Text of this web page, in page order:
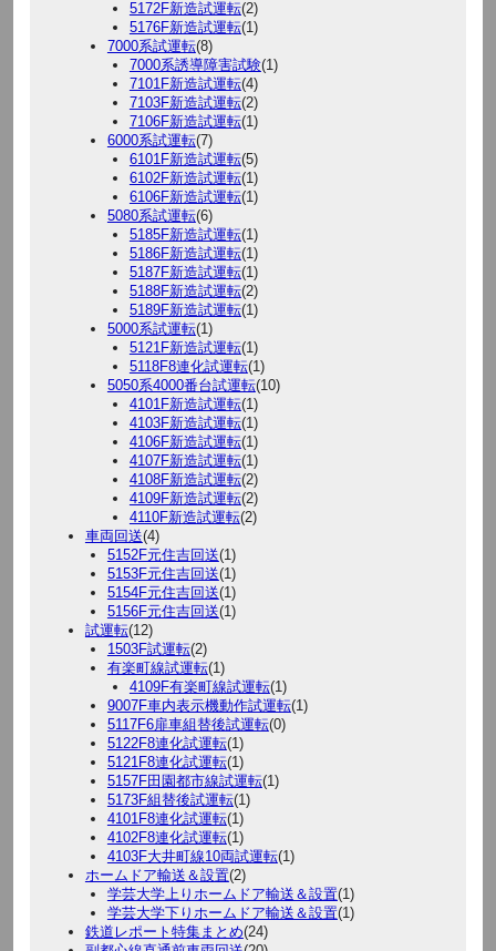
5172F新造試運転(2)
5176F新造試運転(1)
7000系試運転(8)
7000系誘導障害試験(1)
7101F新造試運転(4)
7103F新造試運転(2)
7106F新造試運転(1)
6000系試運転(7)
6101F新造試運転(5)
6102F新造試運転(1)
6106F新造試運転(1)
5080系試運転(6)
5185F新造試運転(1)
5186F新造試運転(1)
5187F新造試運転(1)
5188F新造試運転(2)
5189F新造試運転(1)
5000系試運転(1)
5121F新造試運転(1)
5118F8連化試運転(1)
5050系4000番台試運転(10)
4101F新造試運転(1)
4103F新造試運転(1)
4106F新造試運転(1)
4107F新造試運転(1)
4108F新造試運転(2)
4109F新造試運転(2)
4110F新造試運転(2)
車両回送(4)
5152F元住吉回送(1)
5153F元住吉回送(1)
5154F元住吉回送(1)
5156F元住吉回送(1)
試運転(12)
1503F試運転(2)
有楽町線試運転(1)
4109F有楽町線試運転(1)
9007F車内表示機動作試運転(1)
5117F6扉車組替後試運転(0)
5122F8連化試運転(1)
5121F8連化試運転(1)
5157F田園都市線試運転(1)
5173F組替後試運転(1)
4101F8連化試運転(1)
4102F8連化試運転(1)
4103F大井町線10両試運転(1)
ホームドア輸送＆設置(2)
学芸大学上りホームドア輸送＆設置(1)
学芸大学下りホームドア輸送＆設置(1)
鉄道レポート特集まとめ(24)